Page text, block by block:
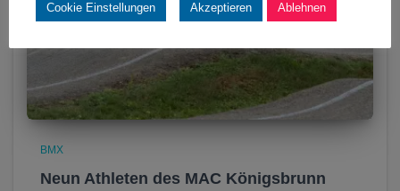
BMX
Neun Athleten des MAC Königsbrunn
Cookie Einstellungen Akzeptieren Ablehnen